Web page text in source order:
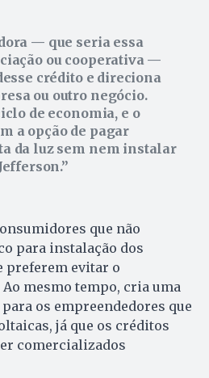
— que seria essa
ou cooperativa —
crédito e direciona
ou outro negócio.
de economia, e o
a opção de pagar
da luz sem nem instalar
que não
para instalação dos
preferem evitar o
mesmo tempo, cria uma
os empreendedores que
já que os créditos
comercializados